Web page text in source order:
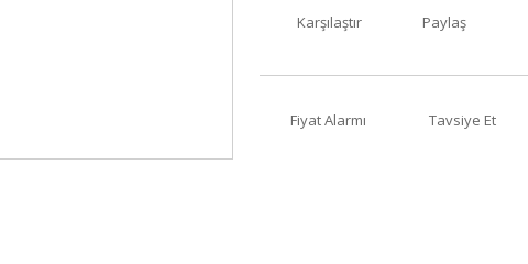
Karşılaştır Paylaş
Fiyat Alarmı Tavsiye Et